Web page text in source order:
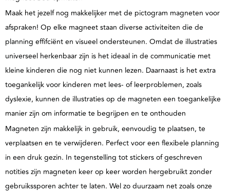
Maak het jezelf nog makkelijker met de pictogram magneten voor
afspraken! Op elke magneet staan diverse activiteiten die de
planning effifciënt en visueel ondersteunen. Omdat de illustraties
universeel herkenbaar zijn is het ideaal in de communicatie met
kleine kinderen die nog niet kunnen lezen. Daarnaast is het extra
toegankelijk voor kinderen met lees- of leerproblemen, zoals
dyslexie, kunnen de illustraties op de magneten een toegankelijke
manier zijn om informatie te begrijpen en te onthouden
Magneten zijn makkelijk in gebruik, eenvoudig te plaatsen, te
verplaatsen en te verwijderen. Perfect voor een flexibele planning
in een druk gezin. In tegenstelling tot stickers of geschreven
notities zijn magneten keer op keer worden hergebruikt zonder
gebruikssporen achter te laten. Wel zo duurzaam net zoals onze